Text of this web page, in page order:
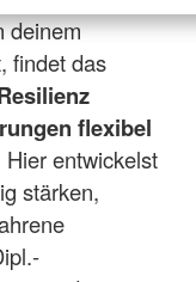
deinem
findet das
flexibel
Hier entwickelst
stärken,